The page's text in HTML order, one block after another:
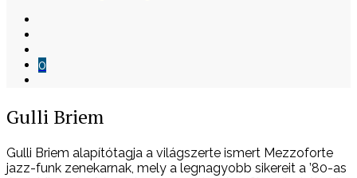
0
Skip
to
Gulli Briem
Gulli Briem alapítótagja a világszerte ismert Mezzoforte
jazz-funk zenekarnak, mely a legnagyobb sikereit a ’80-as